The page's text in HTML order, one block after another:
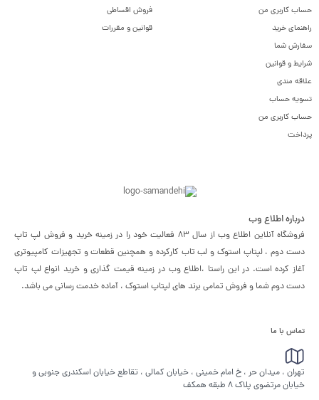
حساب کاربری من
راهنمای خرید
سفارش شما
شرایط و قوانین
علاقه مندی
تسویه حساب
حساب کاربری من
پرداخت
فروش اقساطی
قوانین و مقررات
درباره اطلاع وب
فروشگاه آنلاین اطلاع وب از سال 83 فعالیت خود را در زمینه خرید و فروش لپ تاپ
دست دوم ، لپتاپ استوک و لب تاب کارکرده و همچنین قطعات و تجهیزات کامپیوتری
آغاز کرده است. در این راستا ،‌اطلاع وب در زمینه قیمت گذاری و خرید انواع لپ تاپ
دست دوم شما و فروش تمامی برند های لپتاپ استوک ، آماده خدمت رسانی می باشد.
تماس با ما
تهران ، میدان حر ، خ امام خمینی ، خیابان کمالی ، تقاطع خیابان اسکندری جنوبی و
خیابان مرتضوی پلاک 8 طبقه همکف